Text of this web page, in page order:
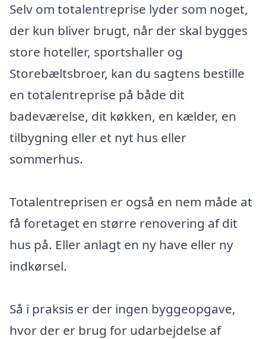
Selv om totalentreprise lyder som noget,
der kun bliver brugt, når der skal bygges
store hoteller, sportshaller og
Storebæltsbroer, kan du sagtens bestille
en totalentreprise på både dit
badeværelse, dit køkken, en kælder, en
tilbygning eller et nyt hus eller
sommerhus.
Totalentreprisen er også en nem måde at
få foretaget en større renovering af dit
hus på. Eller anlagt en ny have eller ny
indkørsel.
Så i praksis er der ingen byggeopgave,
hvor der er brug for udarbejdelse af